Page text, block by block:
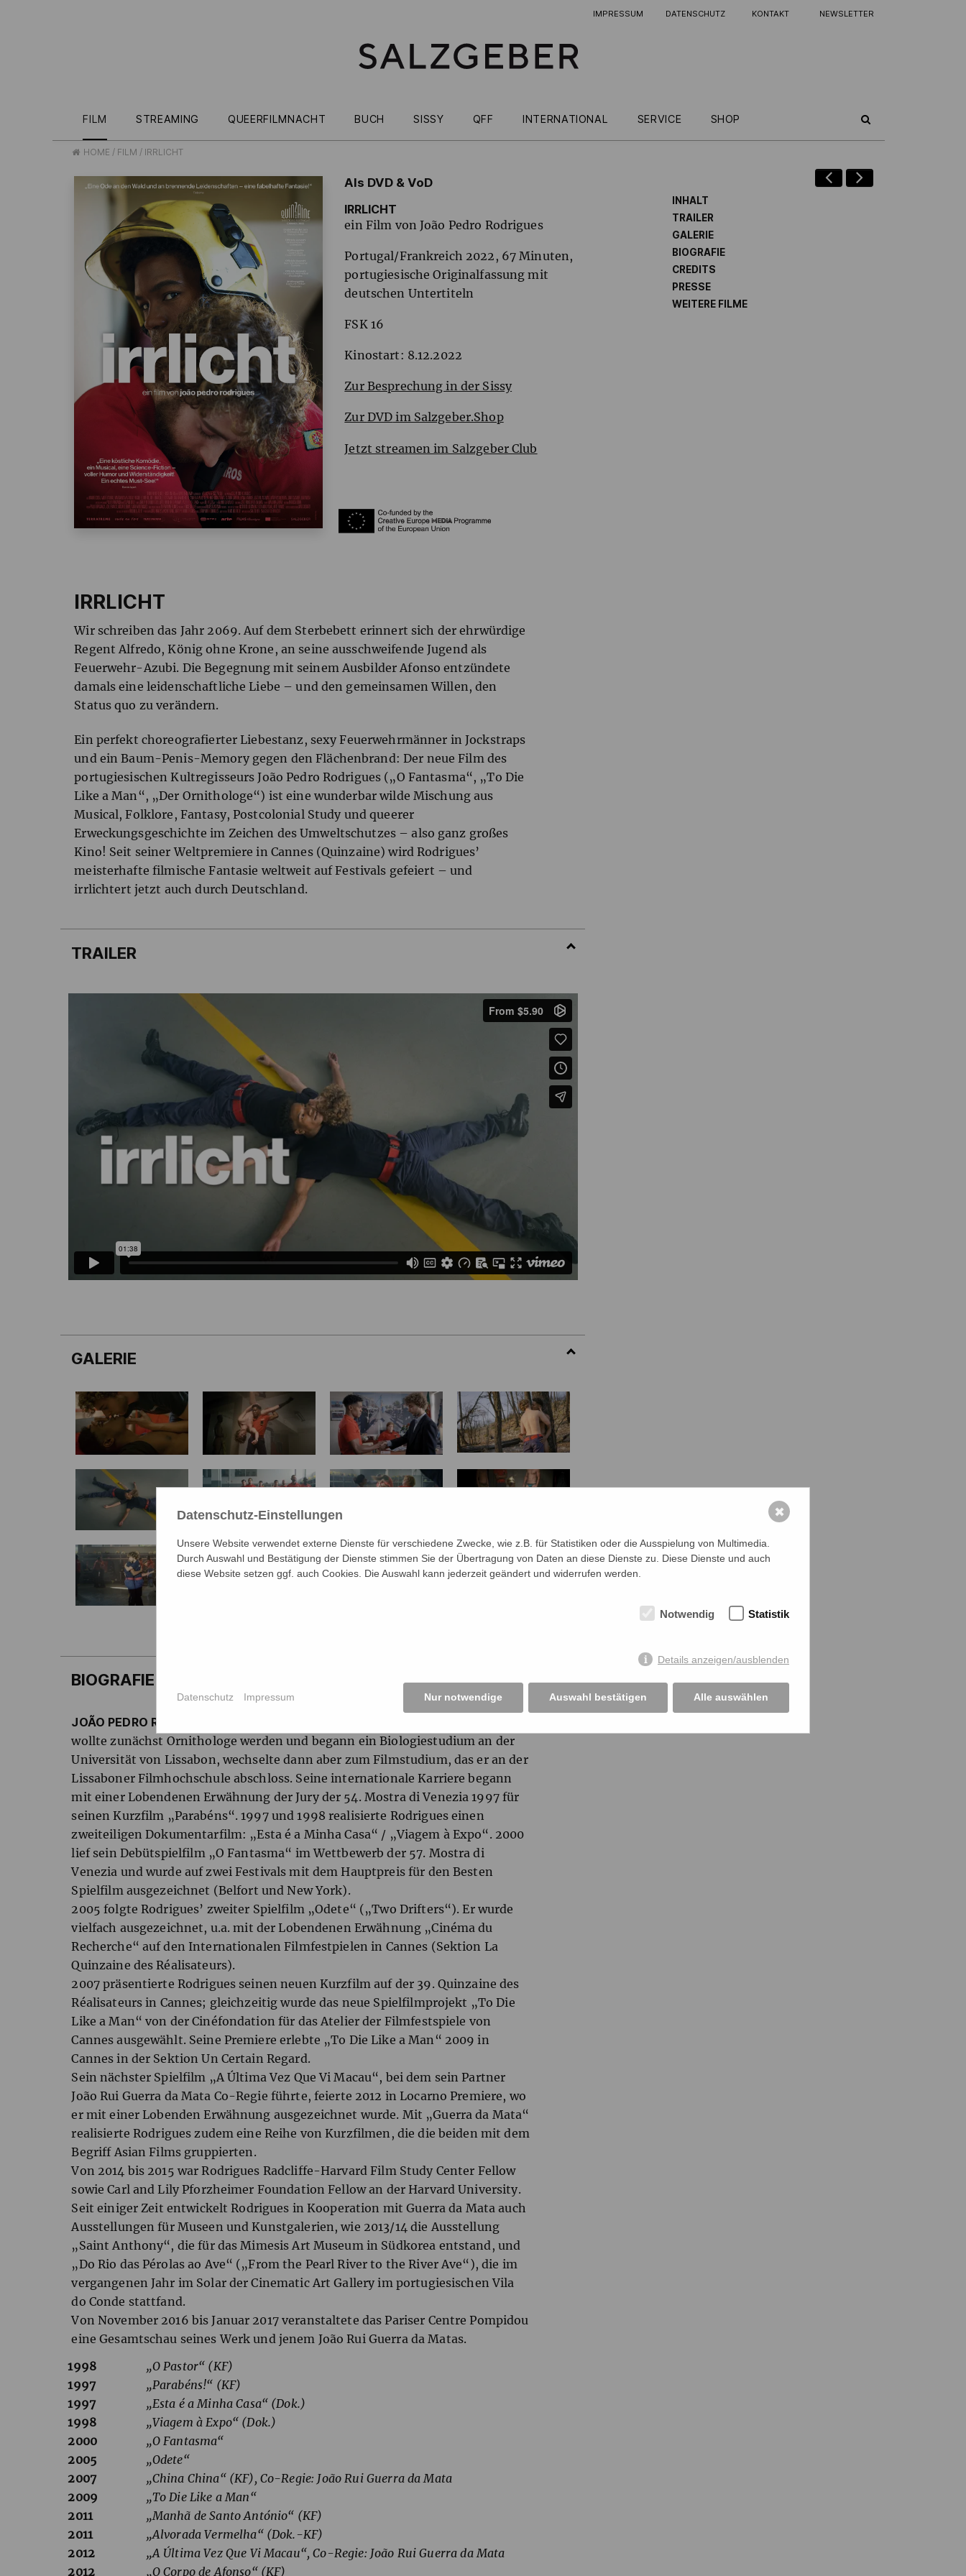
IMPRESSUM DATENSCHUTZ KONTAKT NEWSLETTER
FILM STREAMING QUEERFILMNACHT BUCH SISSY QFF INTERNATIONAL SERVICE SHOP
HOME / FILM / IRRLICHT
Als DVD & VoD
IRRLICHT
ein Film von João Pedro Rodrigues
Portugal/Frankreich 2022, 67 Minuten,
portugiesische Originalfassung mit
deutschen Untertiteln
FSK16
Kinostart: 8.12.2022
Zur Besprechung in der Sissy
Zur DVD im Salzgeber.Shop
Jetzt streamen im Salzgeber Club
IRRLICHT
Wir schreiben das Jahr 2069. Auf dem Sterbebett erinnert sich der ehrwürdige
Regent Alfredo, König ohne Krone, an seine ausschweifende Jugend als
Feuerwehr-Azubi. Die Begegnung mit seinem Ausbilder Afonso entzündete
damals eine leidenschaftliche Liebe – und den gemeinsamen Willen, den
Status quo zu verändern.
Ein perfekt choreografierter Liebestanz, sexy Feuerwehrmänner in Jockstraps
und ein Baum-Penis-Memory gegen den Flächenbrand: Der neue Film des
portugiesischen Kultregisseurs João Pedro Rodrigues („O Fantasma“, „To Die
Like a Man“, „Der Ornithologe“) ist eine wunderbar wilde Mischung aus
Musical, Folklore, Fantasy, Postcolonial Study und queerer
Erweckungsgeschichte im Zeichen des Umweltschutzes – also ganz großes
Kino! Seit seiner Weltpremiere in Cannes (Quinzaine) wird Rodrigues’
meisterhafte filmische Fantasie weltweit auf Festivals gefeiert – und
irrlichtert jetzt auch durch Deutschland.
TRAILER
GALERIE
BIOGRAFIE
JOÃO PEDRO RODRIGUES
wollte zunächst Ornithologe werden und begann ein Biologiestudium an der
Universität von Lissabon, wechselte dann aber zum Filmstudium, das er an der
Lissaboner Filmhochschule abschloss. Seine internationale Karriere begann
mit einer Lobendenen Erwähnung der Jury der 54. Mostra di Venezia 1997 für
seinen Kurzfilm „Parabéns“. 1997 und 1998 realisierte Rodrigues einen
zweiteiligen Dokumentarfilm: „Esta é a Minha Casa“ / „Viagem à Expo“. 2000
lief sein Debütspielfilm „O Fantasma“ im Wettbewerb der 57. Mostra di
Venezia und wurde auf zwei Festivals mit dem Hauptpreis für den Besten
Spielfilm ausgezeichnet (Belfort und New York).
2005 folgte Rodrigues’ zweiter Spielfilm „Odete“ („Two Drifters“). Er wurde
vielfach ausgezeichnet, u.a. mit der Lobendenen Erwähnung „Cinéma du
Recherche“ auf den Internationalen Filmfestpielen in Cannes (Sektion La
Quinzaine des Réalisateurs).
2007 präsentierte Rodrigues seinen neuen Kurzfilm auf der 39. Quinzaine des
Réalisateurs in Cannes; gleichzeitig wurde das neue Spielfilmprojekt „To Die
Like a Man“ von der Cinéfondation für das Atelier der Filmfestspiele von
Cannes ausgewählt. Seine Premiere erlebte „To Die Like a Man“ 2009 in
Cannes in der Sektion Un Certain Regard.
Sein nächster Spielfilm „A Última Vez Que Vi Macau“, bei dem sein Partner
João Rui Guerra da Mata Co-Regie führte, feierte 2012 in Locarno Premiere, wo
er mit einer Lobenden Erwähnung ausgezeichnet wurde. Mit „Guerra da Mata“
realisierte Rodrigues zudem eine Reihe von Kurzfilmen, die die beiden mit dem
Begriff Asian Films gruppierten.
Von 2014 bis 2015 war Rodrigues Radcliffe-Harvard Film Study Center Fellow
sowie Carl and Lily Pforzheimer Foundation Fellow an der Harvard University.
Seit einiger Zeit entwickelt Rodrigues in Kooperation mit Guerra da Mata auch
Ausstellungen für Museen und Kunstgalerien, wie 2013/14 die Ausstellung
„Saint Anthony“, die für das Mimesis Art Museum in Südkorea entstand, und
„Do Rio das Pérolas ao Ave“ („From the Pearl River to the River Ave“), die im
vergangenen Jahr im Solar der Cinematic Art Gallery im portugiesischen Vila
do Conde stattfand.
Von November 2016 bis Januar 2017 veranstaltete das Pariser Centre Pompidou
eine Gesamtschau seines Werk und jenem João Rui Guerra da Matas.
1998
„O Pastor“ (KF)
1997
„Parabéns!“ (KF)
1997
„Esta é a Minha Casa“ (Dok.)
1998
„Viagem à Expo“ (Dok.)
2000
„O Fantasma“
2005
„Odete“
2007
„China China“ (KF), Co-Regie: João Rui Guerra da Mata
2009
„To Die Like a Man“
2011
„Manhã de Santo António“ (KF)
2011
„Alvorada Vermelha“ (Dok.-KF)
2012
„A Última Vez Que Vi Macau“, Co-Regie: João Rui Guerra da Mata
2012
„O Corpo de Afonso“ (KF)
INHALT
TRAILER
GALERIE
BIOGRAFIE
CREDITS
PRESSE
WEITERE FILME
Datenschutz-Einstellungen
Unsere Website verwendet externe Dienste für verschiedene Zwecke, wie z.B. für Statistiken oder die Ausspielung von Multimedia.
Durch Auswahl und Bestätigung der Dienste stimmen Sie der Übertragung von Daten an diese Dienste zu. Diese Dienste und auch
diese Website setzen ggf. auch Cookies. Die Auswahl kann jederzeit geändert und widerrufen werden.
Notwendig Statistik
Details anzeigen/ausblenden
Nur notwendige Auswahl bestätigen Alle auswählen
Datenschutz Impressum
✖